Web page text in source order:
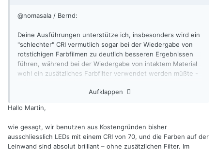
@nomasala / Bernd:
Deine Ausführungen unterstütze ich, insbesonders wird ein
"schlechter" CRI vermutlich sogar bei der Wiedergabe von
rotstichigen Farbfilmen zu deutlich besseren Ergebnissen
führen, während bei der Wiedergabe von intaktem Material
wohl ein zusätzliches Farbfilter verwendet werden müßte -
Ich persönlich werde bei meinen weiteren Versuchen die
aus der KFZ-Fernlicht-Technik. Solche Arrays sind auf ebay
als off-the-shelf-Teile vergleichsweise günstig erhältlich:
Aufklappen
Hallo Martin,
wie gesagt, wir benutzen aus Kostengründen bisher
ausschliesslich LEDs mit einem CRI von 70, und die Farben auf der
Leinwand sind absolut brilliant – ohne zusätzlichen Filter. Im